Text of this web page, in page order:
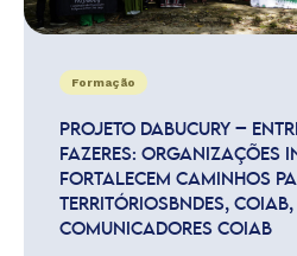
Formação
PROJETO DABUCURY –
FAZERES: ORGANIZAÇÕES
FORTALECEM CAMINHOS
TERRITÓRIOSBNDES, COIAB,
COMUNICADORES COIAB